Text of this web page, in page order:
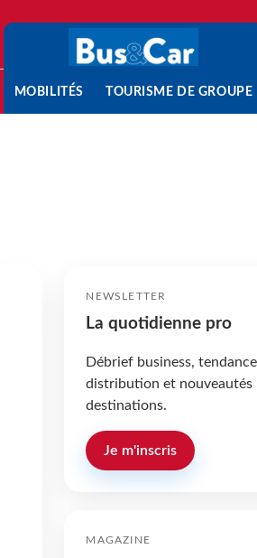
MOBILITÉS TOURISME DE GROUPE
NEWSLETTER
La quotidienne pro
Débrief business,
distribution et nouveautés
destinations.
Je m'inscris
MAGAZINE